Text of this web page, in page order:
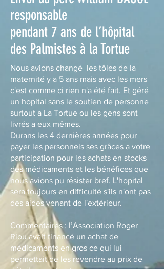
responsable
pendant 7 ans de l’hôpital
des Palmistes à la Tortue
Nous avions changé les tôles de la
maternité y a 5 ans mais avec les mers
c'est comme ci rien n'a été fait. Et géré
un hopital sans le soutien de personne
surtout a La Tortue ou les gens sont
livrés a eux mêmes.
Durans les 4 dernières années pour
payer les personnels ses grâces a votre
participation pour les achats en stocks
des médicaments et les bénéfices que
nous avions pu résister bref. L'hopital
sera toujours en difficulté s'ils n'ont pas
des aides venant de l'extérieur.
Commentaires : l’Association Roger
Riou avait financé un achat de
médicaments en gros ce qui lui
permettait de les revendre au prix de